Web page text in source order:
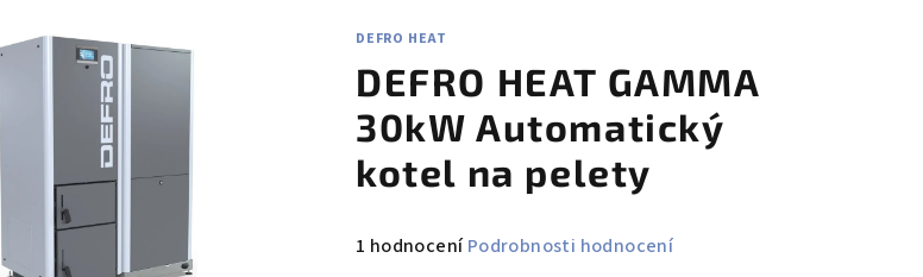
DEFRO HEAT
DEFRO HEAT GAMMA
30kW Automatický
kotel na pelety
Průměrné
1 hodnocení Podrobnosti hodnocení